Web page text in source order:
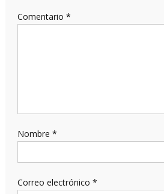
Comentario *
Nombre *
Correo electrónico *